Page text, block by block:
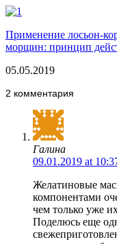
Применение лосьон-
морщин: принцип
05.05.2019
2 комментария
Галина
09.01.2019 at
Желатиновые
компонентами
чем только уже
Поделюсь еще